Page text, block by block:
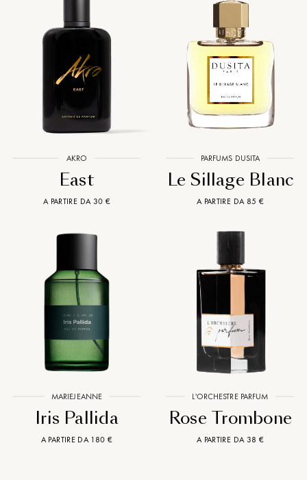
AKRO
East
A PARTIRE DA 30 €
PARFUMS DUSITA
Le Sillage Blanc
A PARTIRE DA 85 €
MARIEJEANNE
Iris Pallida
A PARTIRE DA 180 €
L'ORCHESTRE PARFUM
Rose Trombone
A PARTIRE DA 38 €